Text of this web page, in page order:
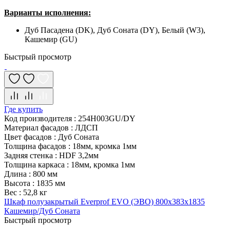
Варианты исполнения:
Дуб Пасадена (DK), Дуб Соната (DY), Белый (W3),
Кашемир (GU)
Быстрый просмотр
Где купить
Код производителя : 254H003GU/DY
Материал фасадов : ЛДСП
Цвет фасадов : Дуб Соната
Толщина фасадов : 18мм, кромка 1мм
Задняя стенка : HDF 3,2мм
Толщина каркаса : 18мм, кромка 1мм
Длина : 800 мм
Высота : 1835 мм
Вес : 52,8 кг
Шкаф полузакрытый Everprof EVO (ЭВО) 800х383x1835
Кашемир/Дуб Соната
Быстрый просмотр